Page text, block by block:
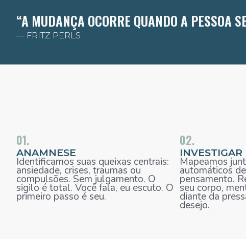
“A MUDANÇA OCORRE QUANDO A PESSOA
— FRITZ PERLS
01.
ANAMNESE
Identificamos suas queixas centrais:
ansiedade, crises, traumas ou
compulsões. Sem julgamento. O
sigilo é total. Você fala, eu escuto. O
primeiro passo é seu.
02.
INVESTIGAR
Mapeamos
automáticos
pensamento.
seu corpo,
diante da
desejo.